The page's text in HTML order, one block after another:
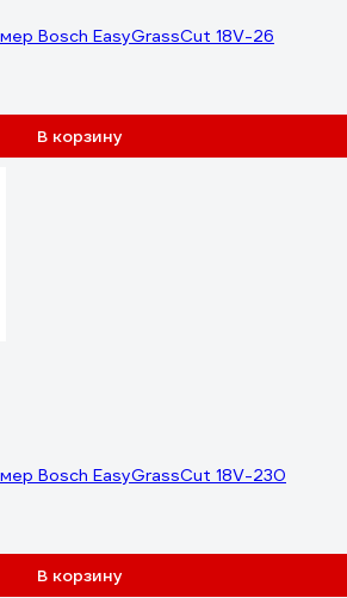
Bosch EasyGrassCut 18V-26
В корзину
Bosch EasyGrassCut 18V-230
В корзину